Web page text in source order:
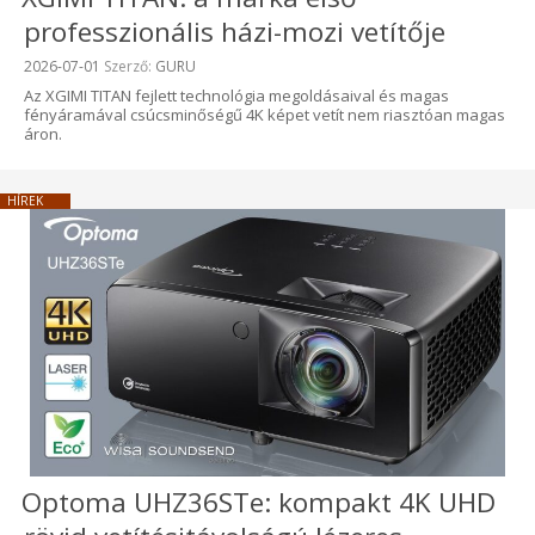
professzionális házi-mozi vetítője
Beküldve:
2026-07-01 Szerző: GURU
Az XGIMI TITAN fejlett technológia megoldásaival és magas
fényáramával csúcsminőségű 4K képet vetít nem riasztóan magas
áron.
HÍREK
Optoma UHZ36STe: kompakt 4K UHD